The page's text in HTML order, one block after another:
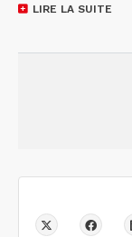
LIRE LA SUITE